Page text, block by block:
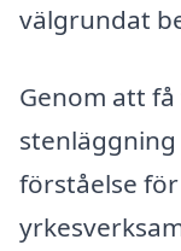
välgrundat
Genom att
förståelse